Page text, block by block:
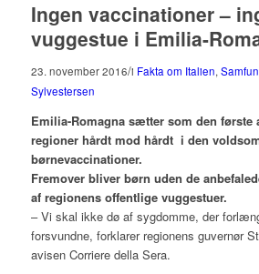
Ingen vaccinationer –
vuggestue i Emilia-
23. november 2016/i Fakta om Italien,
Sylvestersen
Emilia-Romagna sætter som den første
regioner hårdt mod hårdt i den
børnevaccinationer.
Fremover bliver børn uden de
af regionens offentlige vuggestuer.
– Vi skal ikke dø af sygdomme, der
forsvundne, forklarer regionens guvernør
avisen Corriere della Sera.